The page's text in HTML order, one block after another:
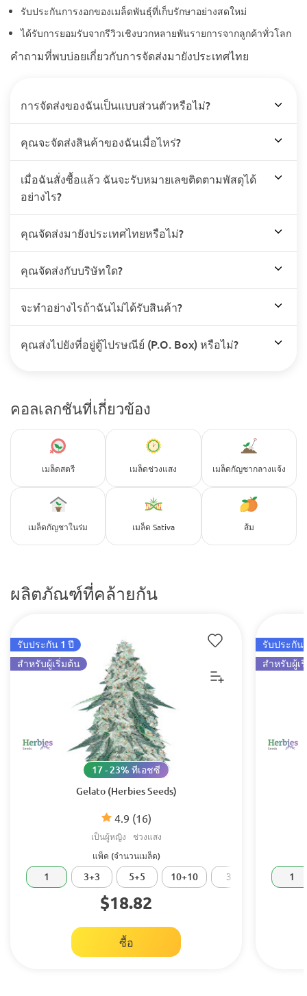
รับประกันการงอกของเมล็ดพันธุ์ที่เก็บรักษาอย่างสดใหม่
ได้รับการยอมรับจากรีวิวเชิงบวกหลายพันรายการจากลูกค้าทั่วโลก
คำถามที่พบบ่อยเกี่ยวกับการจัดส่งมายังประเทศไทย
การจัดส่งของฉันเป็นแบบส่วนตัวหรือไม่?
คุณจะจัดส่งสินค้าของฉันเมื่อไหร่?
เมื่อฉันสั่งซื้อแล้ว ฉันจะรับหมายเลขติดตามพัสดุได้
อย่างไร?
คุณจัดส่งมายังประเทศไทยหรือไม่?
คุณจัดส่งกับบริษัทใด?
จะทำอย่างไรถ้าฉันไม่ได้รับสินค้า?
คุณส่งไปยังที่อยู่ตู้ไปรษณีย์ (P.O. Box) หรือไม่?
คอลเลกชันที่เกี่ยวข้อง
เมล็ดสตรี เมล็ดช่วงแสง เมล็ดกัญชากลางแจ้ง
เมล็ดกัญชาในร่ม เมล็ด Sativa ส้ม
ผลิตภัณฑ์ที่คล้ายกัน
Gelato (Herbies Seeds)
4.9 (16)
17 - 23% ทีเอชซี
เป็นผู้หญิง ช่วงแสง
รับประกัน 1 ปี
สำหรับผู้เริ่มต้น
แพ็ค (จำนวนเมล็ด)
1 3+3 5+5 10+10 30 50
$18.82
ซื้อ
รับประกัน
สำหรับผู้เ
1